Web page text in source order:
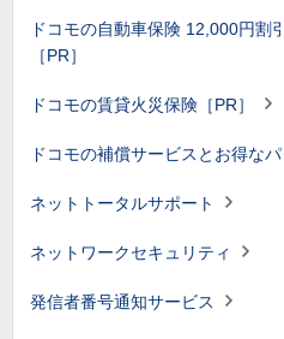
ドコモの自動車保険 12,000円割
［PR］
ドコモの賃貸火災保険［PR］
ドコモの補償サービスとお得なパ
ネットトータルサポート
ネットワークセキュリティ
発信者番号通知サービス